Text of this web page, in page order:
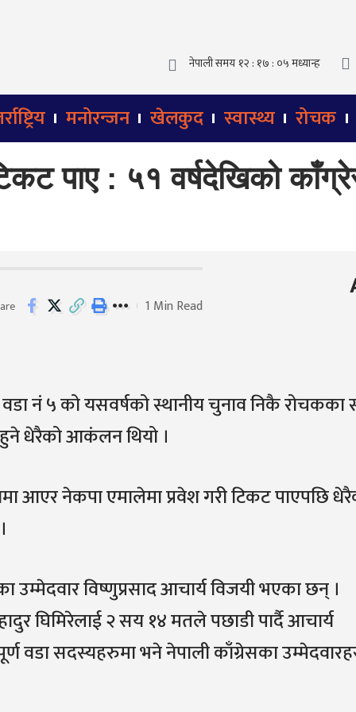
मनोरन्जन खेलकुद स्वास्थ्य रोचक
पाए : ५१ वर्षदेखिको
1 Min Read
नं ५ को यसवर्षको स्थानीय चुनाव निकै रोचकका
हुने धेरैको आकंलन थियो ।
आएर नेकपा एमालेमा प्रवेश गरी टिकट पाएपछि
उम्मेदवार विष्णुप्रसाद आचार्य विजयी भएका छन् ।
घिमिरेलाई २ सय १४ मतले पछाडी पार्दै आचार्य
वडा सदस्यहरुमा भने नेपाली काँग्रेसका